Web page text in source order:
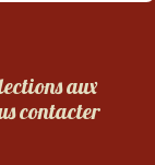
aux
contacter